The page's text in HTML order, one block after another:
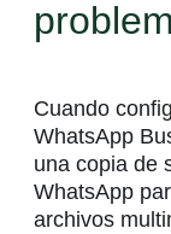
Cuando
WhatsApp
una copia de
WhatsApp
archivos